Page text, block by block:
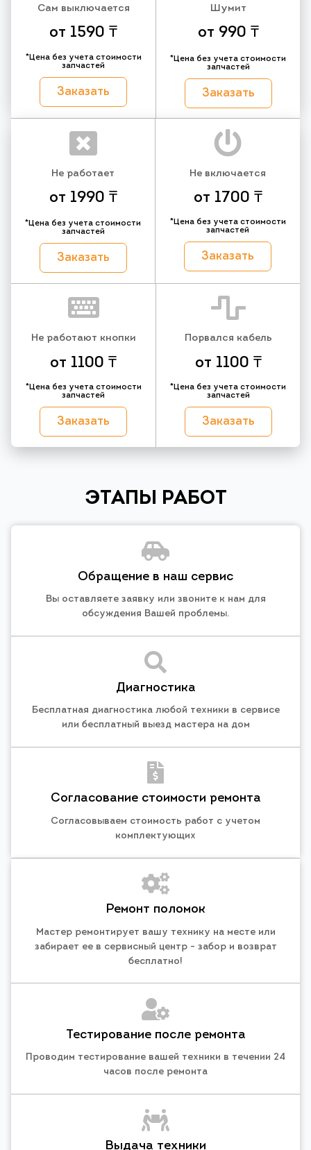
Сам выключается
от 1590 ₸
*Цена без учета стоимости
запчастей
Заказать
Шумит
от 990 ₸
*Цена без учета стоимости
запчастей
Заказать
Не работает
от 1990 ₸
*Цена без учета стоимости
запчастей
Заказать
Не включается
от 1700 ₸
*Цена без учета стоимости
запчастей
Заказать
Не работают кнопки
от 1100 ₸
*Цена без учета стоимости
запчастей
Заказать
Порвался кабель
от 1100 ₸
*Цена без учета стоимости
запчастей
Заказать
ЭТАПЫ РАБОТ
Обращение в наш сервис
Вы оставляете заявку или звоните к нам для
обсуждения Вашей проблемы.
Диагностика
Бесплатная диагностика любой техники в сервисе
или бесплатный выезд мастера на дом
Согласование стоимости ремонта
Согласовываем стоимость работ с учетом
комплектующих
Ремонт поломок
Мастер ремонтирует вашу технику на месте или
забирает ее в сервисный центр - забор и возврат
бесплатно!
Тестирование после ремонта
Проводим тестирование вашей техники в течении 24
часов после ремонта
Выдача техники